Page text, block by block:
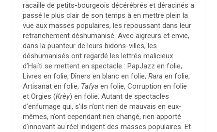
racaille de petits-bourgeois décérébrés et déracinés a
passé le plus clair de son temps à en mettre plein la
vue aux masses populaires, les repoussant dans leur
retranchement déshumanisé. Avec aigreurs et envie,
dans la puanteur de leurs bidons-villes, les
déshumanisés ont regardé les lettrés malicieux
d’Haïti se mettent en spectacle : PapJazz en folie,
Livres en folie, Dîners en blanc en folie, Rara en folie,
Artisanat en folie, Tafya en folie, Corruption en folie
et Orgies (Krèy) en folie. Autant de spectacles
d’enfumage qui, s’ils n’ont rien de mauvais en eux-
mêmes, n’ont cependant rien changé, rien apporté
d’innovant au réel indigent des masses populaires. Et